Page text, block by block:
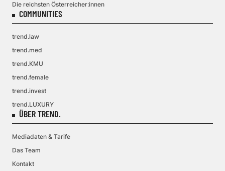
Die reichsten Österreicher:innen
COMMUNITIES
trend.law
trend.med
trend.KMU
trend.female
trend.invest
trend.LUXURY
ÜBER TREND.
Mediadaten & Tarife
Das Team
Kontakt